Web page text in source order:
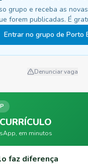
grupo e receba as
forem publicadas. É
Entrar no grupo de Porto
Denunciar vaga
em minutos
faz diferença